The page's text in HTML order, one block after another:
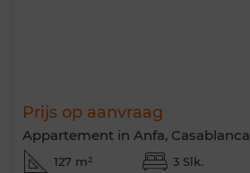
Prijs op aanvraag
Appartement in Anfa, Casablanca
127 m² 3 Slk.